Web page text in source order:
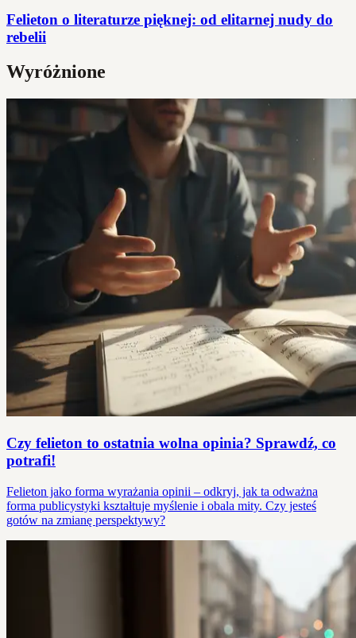
Felieton o literaturze pięknej: od elitarnej nudy do
rebelii
Wyróżnione
Czy felieton to ostatnia wolna opinia? Sprawdź, co
potrafi!
Felieton jako forma wyrażania opinii – odkryj, jak ta odważna
forma publicystyki kształtuje myślenie i obala mity. Czy jesteś
gotów na zmianę perspektywy?